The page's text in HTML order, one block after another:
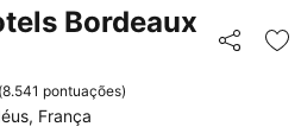
Bordeaux
Partilhar
(8.541 pontuações)
França